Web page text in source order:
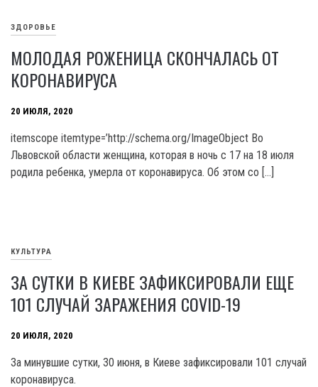
ЗДОРОВЬЕ
МОЛОДАЯ РОЖЕНИЦА СКОНЧАЛАСЬ ОТ
КОРОНАВИРУСА
20 ИЮЛЯ, 2020
itemscope itemtype=’http://schema.org/ImageObject Во
Львовской области женщина, которая в ночь с 17 на 18 июля
родила ребенка, умерла от коронавируса. Об этом со […]
КУЛЬТУРА
ЗА СУТКИ В КИЕВЕ ЗАФИКСИРОВАЛИ ЕЩЕ
101 СЛУЧАЙ ЗАРАЖЕНИЯ COVID-19
20 ИЮЛЯ, 2020
За минувшие сутки, 30 июня, в Киеве зафиксировали 101 случай
коронавируса.